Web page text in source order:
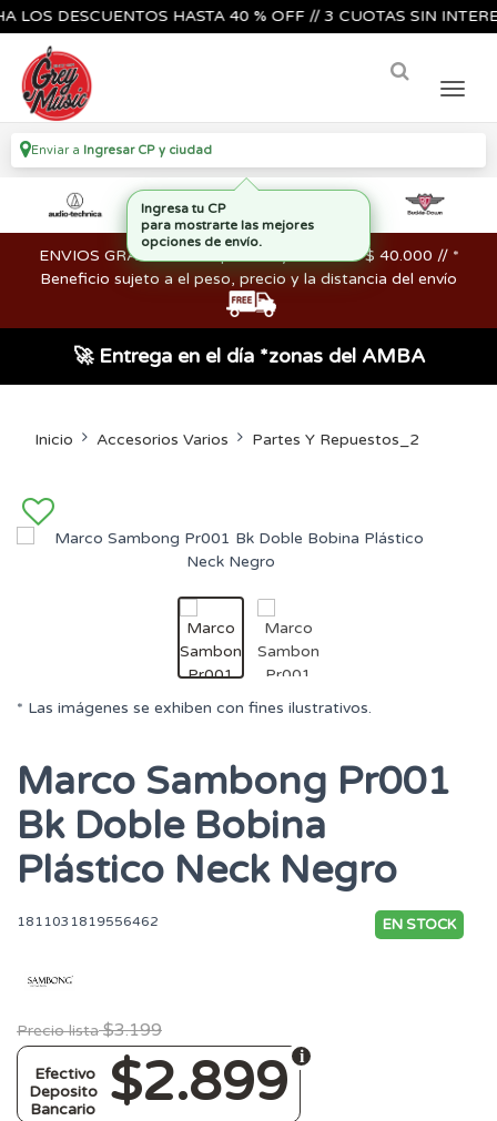
DESCUENTOS HASTA 40 % OFF // 3 CUOTAS SIN
Enviar a Ingresar CP y ciudad
ENVIOS GRATIS en compras mayores a los $ 40.000 // *
Beneficio sujeto a el peso, precio y la distancia del envío
🚀 Entrega en el día *zonas del AMBA
Inicio Accesorios Varios Partes Y Repuestos_2
* Las imágenes se exhiben con fines ilustrativos.
Marco Sambong Pr001
Bk Doble Bobina
Plástico Neck Negro
1811031819556462 EN STOCK
Precio lista $3.199
$2.899
Efectivo
Deposito
Bancario